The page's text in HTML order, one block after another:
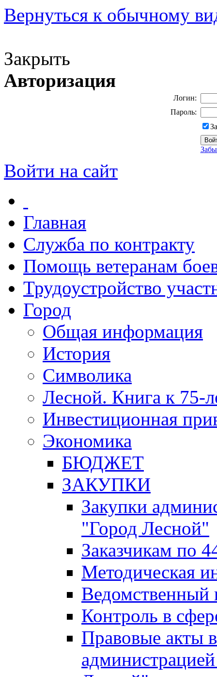
Вернуться к обычному
Закрыть
Авторизация
Логин:
Пароль:
Войти на сайт
Главная
Служба по контракту
Помощь ветеранам
Трудоустройство
Город
Общая информация
История
Символика
Лесной. Книга к 75-
Инвестиционная
Экономика
БЮДЖЕТ
ЗАКУПКИ
Закупки
"Город Лесной"
Заказчикам по
Методическая
Ведомственный
Контроль в
Правовые акты